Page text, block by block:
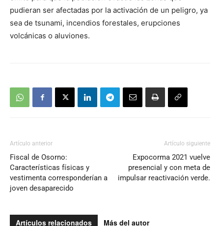
pudieran ser afectadas por la activación de un peligro, ya
sea de tsunami, incendios forestales, erupciones
volcánicas o aluviones.
Artículo anterior
Fiscal de Osorno:
Características físicas y
vestimenta corresponderían a
joven desaparecido
Artículo siguiente
Expocorma 2021 vuelve
presencial y con meta de
impulsar reactivación verde.
Artículos relacionados Más del autor